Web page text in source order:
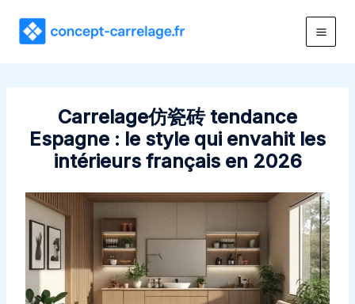
contenu
Carrelage仿瓷砖 tendance
Espagne : le style qui envahit les
intérieurs français en 2026